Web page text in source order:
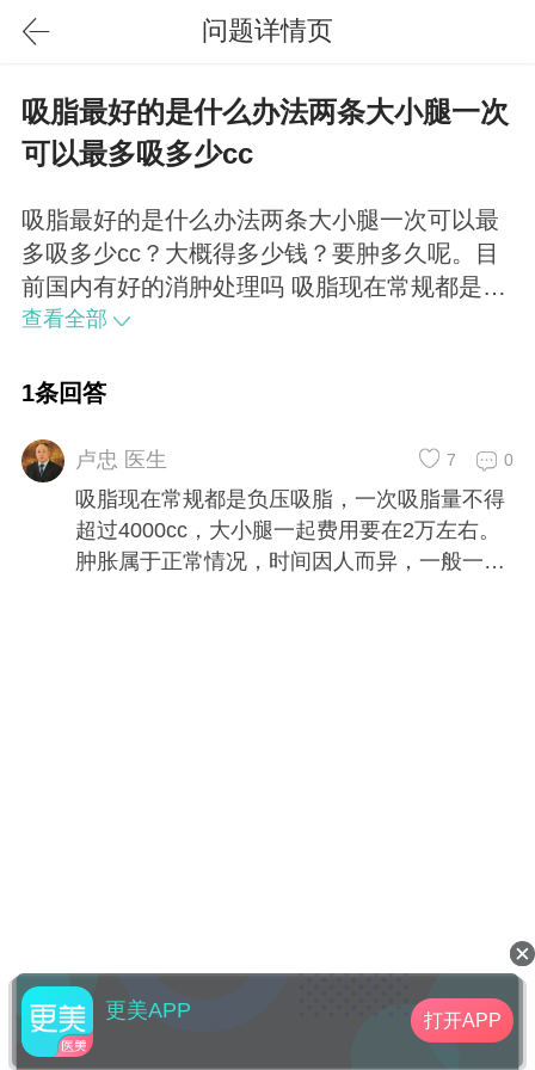
问题详情页
吸脂最好的是什么办法两条大小腿一次
可以最多吸多少cc
吸脂最好的是什么办法两条大小腿一次可以最
多吸多少cc？大概得多少钱？要肿多久呢。目
前国内有好的消肿处理吗 吸脂现在常规都是负
压吸脂，一次吸脂量不得超过4000cc，大小腿
间因人而异，一般一周就可以慢慢消除了。
查看全部
1条回答
卢忠 医生 0
7
吸脂现在常规都是负压吸脂，一次吸脂量不得
超过4000cc，大小腿一起费用要在2万左右。
肿胀属于正常情况，时间因人而异，一般一周
更美APP 打开APP